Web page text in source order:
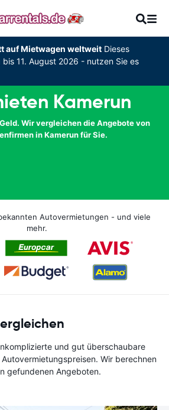
auf Mietwagen weltweitDieses
11. August 2026 - nutzen Sie es
Kamerun
Wir vergleichen die Angebote von
in Kamerun für Sie.
Autovermietungen - und viele
mehr.
und gut überschaubare
Wir berechnen
gefundenen Angeboten.